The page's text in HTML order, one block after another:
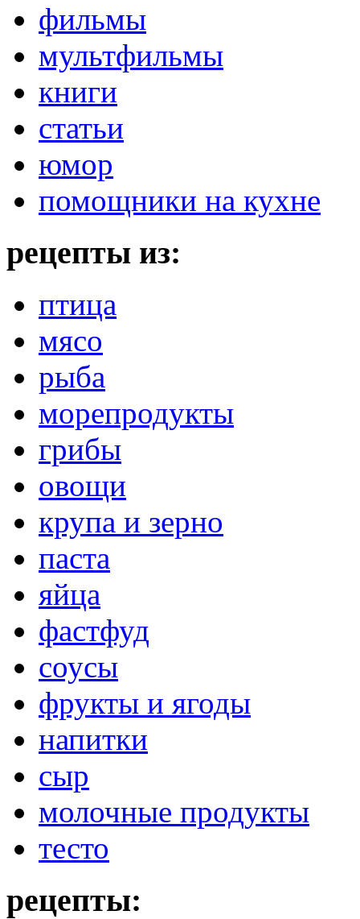
фильмы
мультфильмы
книги
статьи
юмор
помощники на кухне
рецепты из:
птица
мясо
рыба
морепродукты
грибы
овощи
крупа и зерно
паста
яйца
фастфуд
соусы
фрукты и ягоды
напитки
сыр
молочные продукты
тесто
рецепты: